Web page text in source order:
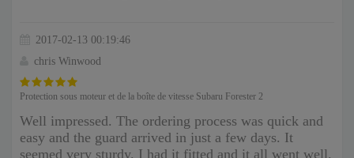
2017-02-13 00:19:46
chris Winwood
Protection sous moteur et de la boîte de vitesse Subaru Forester 2
Well impressed. The ordering process was quick and
easy and the guard arrived in just a few days. It
seemed very sturdy. I had it fitted and it all went well.